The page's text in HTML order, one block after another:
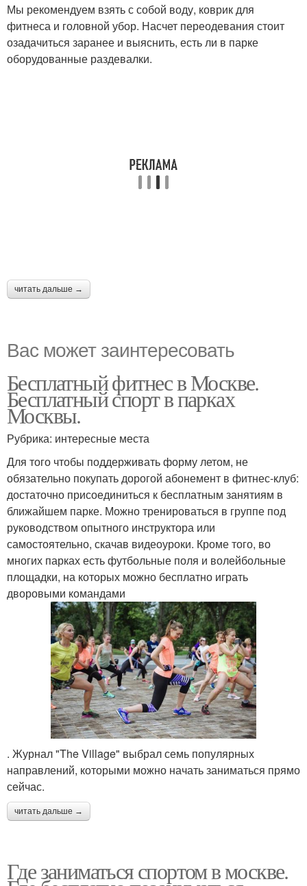
Мы рекомендуем взять с собой воду, коврик для
фитнеса и головной убор. Насчет переодевания стоит
озадачиться заранее и выяснить, есть ли в парке
оборудованные раздевалки.
читать дальше →
Вас может заинтересовать
Бесплатный фитнес в Москве.
Бесплатный спорт в парках
Москвы.
Рубрика: интересные места
Для того чтобы поддерживать форму летом, не
обязательно покупать дорогой абонемент в фитнес-клуб:
достаточно присоединиться к бесплатным занятиям в
ближайшем парке. Можно тренироваться в группе под
руководством опытного инструктора или
самостоятельно, скачав видеоуроки. Кроме того, во
многих парках есть футбольные поля и волейбольные
площадки, на которых можно бесплатно играть
дворовыми командами
. Журнал "The Village" выбрал семь популярных
направлений, которыми можно начать заниматься прямо
сейчас.
читать дальше →
Где заниматься спортом в москве.